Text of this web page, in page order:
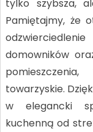
tylko szybsza,
Pamiętajmy, że
domowników
towarzyskie.
w elegancki
kuchenną od